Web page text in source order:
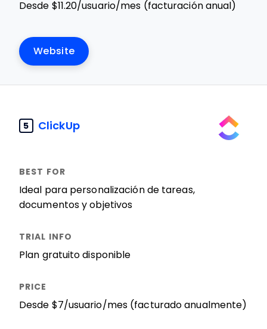
Desde $11.20/usuario/mes (facturación anual)
Website
5 ClickUp
Ideal para personalización de tareas,
documentos y objetivos
Plan gratuito disponible
Desde $7/usuario/mes (facturado anualmente)